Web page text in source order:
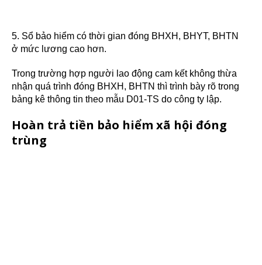
5. Sổ bảo hiểm có thời gian đóng BHXH, BHYT, BHTN
ở mức lương cao hơn.
Trong trường hợp người lao động cam kết không thừa
nhận quá trình đóng BHXH, BHTN thì trình bày rõ trong
bảng kê thông tin theo mẫu D01-TS do công ty lập.
Hoàn trả tiền bảo hiểm xã hội đóng
trùng